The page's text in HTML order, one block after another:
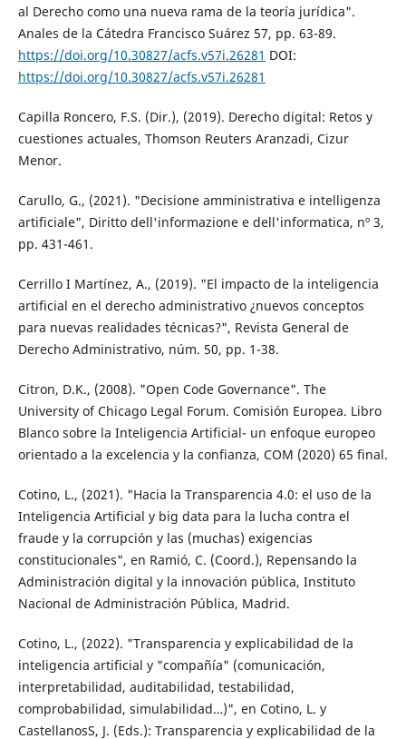
al Derecho como una nueva rama de la teoría jurídica".
Anales de la Cátedra Francisco Suárez 57, pp. 63-89.
https://doi.org/10.30827/acfs.v57i.26281 DOI:
https://doi.org/10.30827/acfs.v57i.26281
Capilla Roncero, F.S. (Dir.), (2019). Derecho digital: Retos y
cuestiones actuales, Thomson Reuters Aranzadi, Cizur
Menor.
Carullo, G., (2021). "Decisione amministrativa e intelligenza
artificiale", Diritto dell'informazione e dell'informatica, nº 3,
pp. 431-461.
Cerrillo I Martínez, A., (2019). "El impacto de la inteligencia
artificial en el derecho administrativo ¿nuevos conceptos
para nuevas realidades técnicas?", Revista General de
Derecho Administrativo, núm. 50, pp. 1-38.
Citron, D.K., (2008). "Open Code Governance". The
University of Chicago Legal Forum. Comisión Europea. Libro
Blanco sobre la Inteligencia Artificial- un enfoque europeo
orientado a la excelencia y la confianza, COM (2020) 65 final.
Cotino, L., (2021). "Hacia la Transparencia 4.0: el uso de la
Inteligencia Artificial y big data para la lucha contra el
fraude y la corrupción y las (muchas) exigencias
constitucionales", en Ramió, C. (Coord.), Repensando la
Administración digital y la innovación pública, Instituto
Nacional de Administración Pública, Madrid.
Cotino, L., (2022). "Transparencia y explicabilidad de la
inteligencia artificial y "compañía" (comunicación,
interpretabilidad, auditabilidad, testabilidad,
comprobabilidad, simulabilidad…)", en Cotino, L. y
CastellanosS, J. (Eds.): Transparencia y explicabilidad de la